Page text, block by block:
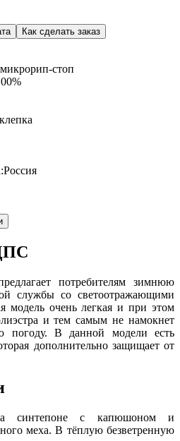
Как сделать заказ
стоп
Россия
потребителям зимнюю
службы со светоотражающими
модель очень легкая и при этом
и тем самым не намокнет
погоду. В данной модели есть
дополнительно защищает от
синтепоне с капюшоном и
меха. В тёплую безветренную